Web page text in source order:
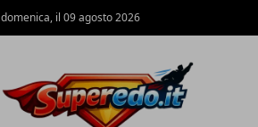
domenica, il 09 agosto 2026